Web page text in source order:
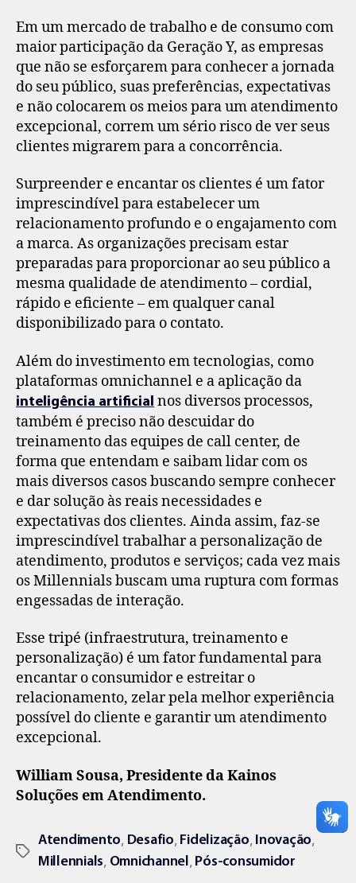
Em um mercado de trabalho e de consumo com
maior participação da Geração Y, as empresas
que não se esforçarem para conhecer a jornada
do seu público, suas preferências, expectativas
e não colocarem os meios para um atendimento
excepcional, correm um sério risco de ver seus
clientes migrarem para a concorrência.
Surpreender e encantar os clientes é um fator
imprescindível para estabelecer um
relacionamento profundo e o engajamento com
a marca. As organizações precisam estar
preparadas para proporcionar ao seu público a
mesma qualidade de atendimento – cordial,
rápido e eficiente – em qualquer canal
disponibilizado para o contato.
Além do investimento em tecnologias, como
plataformas omnichannel e a aplicação da
inteligência artificial nos diversos processos,
também é preciso não descuidar do
treinamento das equipes de call center, de
forma que entendam e saibam lidar com os
mais diversos casos buscando sempre conhecer
e dar solução às reais necessidades e
expectativas dos clientes. Ainda assim, faz-se
imprescindível trabalhar a personalização de
atendimento, produtos e serviços; cada vez mais
os Millennials buscam uma ruptura com formas
engessadas de interação.
Esse tripé (infraestrutura, treinamento e
personalização) é um fator fundamental para
encantar o consumidor e estreitar o
relacionamento, zelar pela melhor experiência
possível do cliente e garantir um atendimento
excepcional.
William Sousa, Presidente da Kainos
Soluções em Atendimento.
Atendimento Desafio Fidelização Inovação
Millennials Omnichannel Pós-consumidor